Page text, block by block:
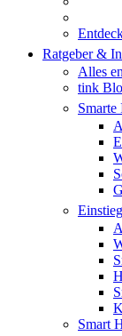
Ratgeber &
Alles
tink
Smarte
Smart